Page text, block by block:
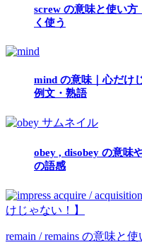
screw の意味と使い方
く使う
mind の意味｜心だけ
例文・熟語
obey , disobey の意味
の語感
acquire /
けじゃない！】
remain / remains の意味と